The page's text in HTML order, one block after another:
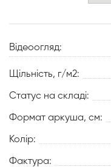
Відеоогляд:
Щільність, г/м2:
Статус на складі:
Формат аркуша, см:
Колір:
Фактура: